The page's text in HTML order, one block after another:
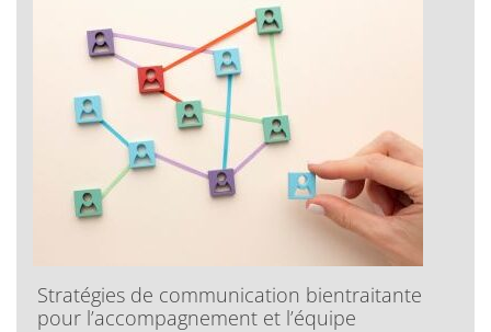
Stratégies de communication bientraitante
pour l’accompagnement et l’équipe